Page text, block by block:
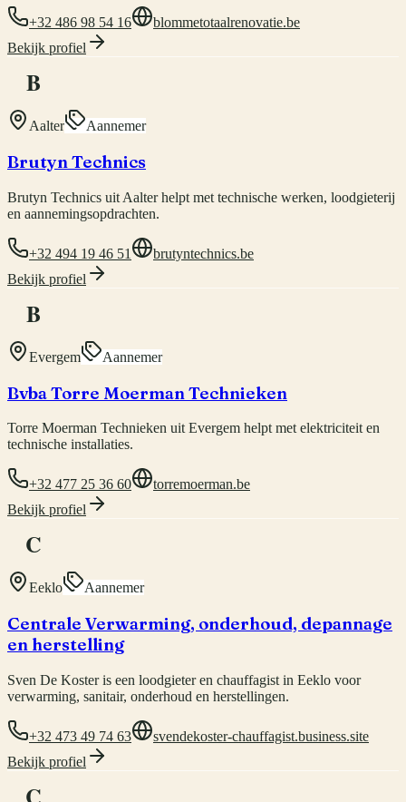
+32 486 98 54 16
blommetotaalrenovatie.be
Bekijk profiel
B
Aalter Aannemer
Brutyn Technics
Brutyn Technics uit Aalter helpt met technische werken, loodgieterij
en aannemingsopdrachten.
+32 494 19 46 51
brutyntechnics.be
Bekijk profiel
B
Evergem Aannemer
Bvba Torre Moerman Technieken
Torre Moerman Technieken uit Evergem helpt met elektriciteit en
technische installaties.
+32 477 25 36 60
torremoerman.be
Bekijk profiel
C
Eeklo Aannemer
Centrale Verwarming, onderhoud, depannage
en herstelling
Sven De Koster is een loodgieter en chauffagist in Eeklo voor
verwarming, sanitair, onderhoud en herstellingen.
+32 473 49 74 63
svendekoster-chauffagist.business.site
Bekijk profiel